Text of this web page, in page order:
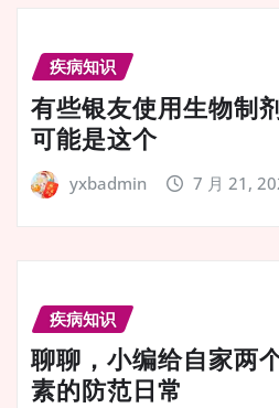
疾病知识
有些银友使用生物制
可能是这个
yxbadmin 7 月 21,
疾病知识
聊聊，小编给自家两
素的防范日常